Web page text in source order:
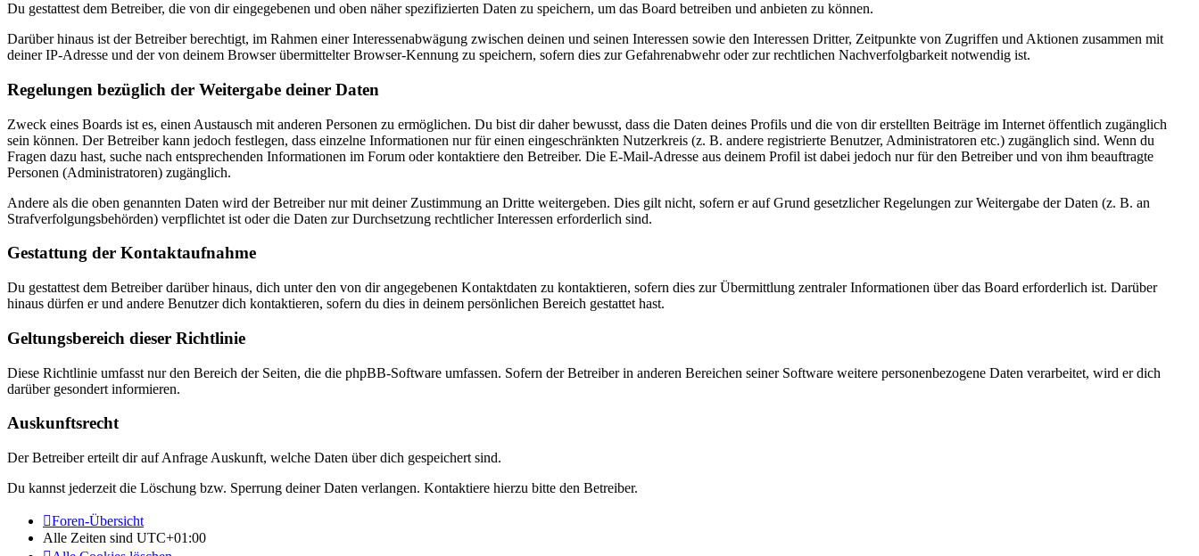
Du gestattest dem Betreiber, die von dir eingegebenen und oben näher spezifizierten Daten zu speichern, um das Board betreiben und anbieten zu können.
Darüber hinaus ist der Betreiber berechtigt, im Rahmen einer Interessenabwägung zwischen deinen und seinen Interessen sowie den Interessen Dritter, Zeitpunkte von Zugriffen und Aktionen zusammen mit
deiner IP-Adresse und der von deinem Browser übermittelter Browser-Kennung zu speichern, sofern dies zur Gefahrenabwehr oder zur rechtlichen Nachverfolgbarkeit notwendig ist.
Regelungen bezüglich der Weitergabe deiner Daten
Zweck eines Boards ist es, einen Austausch mit anderen Personen zu ermöglichen. Du bist dir daher bewusst, dass die Daten deines Profils und die von dir erstellten Beiträge im Internet öffentlich zugänglich
sein können. Der Betreiber kann jedoch festlegen, dass einzelne Informationen nur für einen eingeschränkten Nutzerkreis (z. B. andere registrierte Benutzer, Administratoren etc.) zugänglich sind. Wenn du
Fragen dazu hast, suche nach entsprechenden Informationen im Forum oder kontaktiere den Betreiber. Die E-Mail-Adresse aus deinem Profil ist dabei jedoch nur für den Betreiber und von ihm beauftragte
Personen (Administratoren) zugänglich.
Andere als die oben genannten Daten wird der Betreiber nur mit deiner Zustimmung an Dritte weitergeben. Dies gilt nicht, sofern er auf Grund gesetzlicher Regelungen zur Weitergabe der Daten (z. B. an
Strafverfolgungsbehörden) verpflichtet ist oder die Daten zur Durchsetzung rechtlicher Interessen erforderlich sind.
Gestattung der Kontaktaufnahme
Du gestattest dem Betreiber darüber hinaus, dich unter den von dir angegebenen Kontaktdaten zu kontaktieren, sofern dies zur Übermittlung zentraler Informationen über das Board erforderlich ist. Darüber
hinaus dürfen er und andere Benutzer dich kontaktieren, sofern du dies in deinem persönlichen Bereich gestattet hast.
Geltungsbereich dieser Richtlinie
Diese Richtlinie umfasst nur den Bereich der Seiten, die die phpBB-Software umfassen. Sofern der Betreiber in anderen Bereichen seiner Software weitere personenbezogene Daten verarbeitet, wird er dich
darüber gesondert informieren.
Auskunftsrecht
Der Betreiber erteilt dir auf Anfrage Auskunft, welche Daten über dich gespeichert sind.
Du kannst jederzeit die Löschung bzw. Sperrung deiner Daten verlangen. Kontaktiere hierzu bitte den Betreiber.
Foren-Übersicht
Alle Zeiten sind UTC+01:00